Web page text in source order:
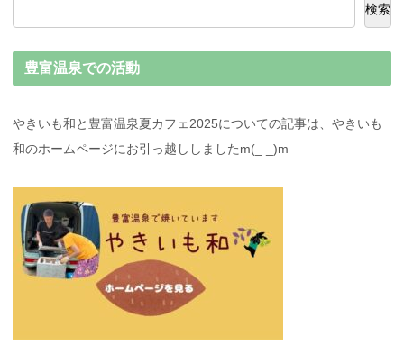
検索
豊富温泉での活動
やきいも和と豊富温泉夏カフェ2025についての記事は、やきいも
和のホームページにお引っ越ししましたm(_ _)m